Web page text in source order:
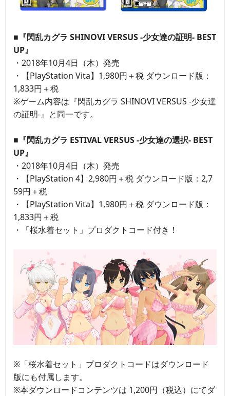
■『閃乱カグラ SHINOVI VERSUS -少女達の証明- BEST
UP』
・2018年10月4日（木）発売
・【PlayStation Vita】1,980円＋税 ダウンロード版：
1,833円＋税
※ゲーム内容は『閃乱カグラ SHINOVI VERSUS -少女達
の証明-』と同一です。
■『閃乱カグラ ESTIVAL VERSUS -少女達の選択- BEST
UP』
・2018年10月4日（木）発売
・【PlayStation 4】2,980円＋税 ダウンロード版：2,7
59円＋税
・【PlayStation Vita】1,980円＋税 ダウンロード版：
1,833円＋税
・「桜水着セット」プロダクトコード付き！
※「桜水着セット」プロダクトコードはダウンロード
版にも付属します。
※本ダウンロードコンテンツは 1,200円（税込）にてダ